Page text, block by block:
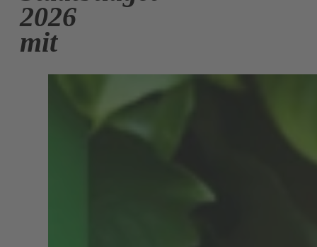
2026
mit